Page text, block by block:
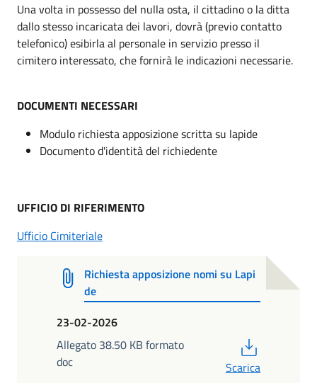
Una volta in possesso del nulla osta, il cittadino o la ditta
dallo stesso incaricata dei lavori, dovrà (previo contatto
telefonico) esibirla al personale in servizio presso il
cimitero interessato, che fornirà le indicazioni necessarie.
DOCUMENTI NECESSARI
Modulo richiesta apposizione scritta su lapide
Documento d'identità del richiedente
UFFICIO DI RIFERIMENTO
Ufficio Cimiteriale
Richiesta apposizione nomi su Lapi
de
23-02-2026
Allegato 38.50 KB formato
doc
Scarica